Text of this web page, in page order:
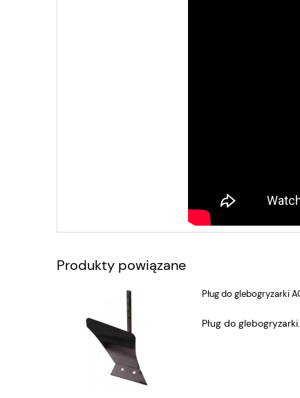
Produkty powiązane
Pług do glebogryzarki
Pług do glebogryzarki.